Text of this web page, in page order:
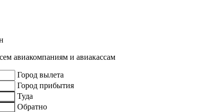
авиакомпаниям и авиакассам
Город вылета
Город прибытия
Туда
Обратно